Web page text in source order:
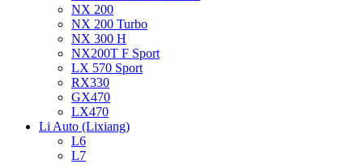
NX 200
NX 200 Turbo
NX 300 H
NX200T F Sport
LX 570 Sport
RX330
GX470
LX470
Li Auto (Lixiang)
L6
L7